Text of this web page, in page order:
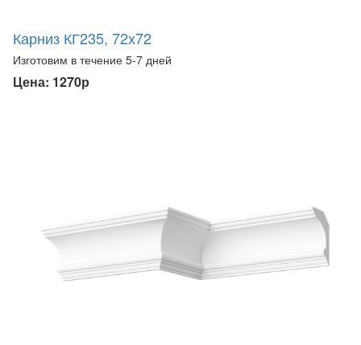
Карниз КГ235, 72х72
Изготовим в течение 5-7 дней
Цена: 1270р